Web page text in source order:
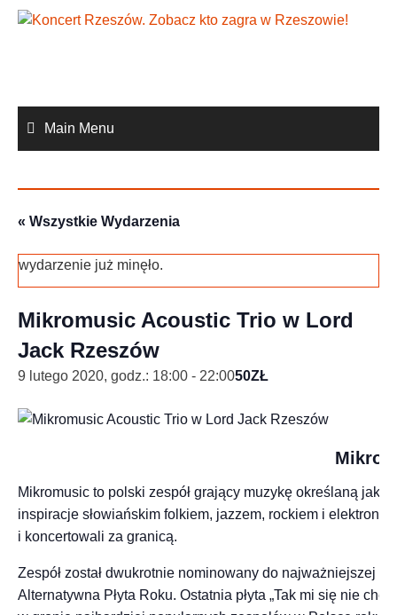
Skip
Main Menu
« Wszystkie Wydarzenia
wydarzenie już minęło.
Mikromusic Acoustic Trio w Lord
Jack Rzeszów
9 lutego 2020, godz.: 18:00 - 22:0050ZŁ
Mikromusic to polski zespół grający muzykę określaną jako
inspiracje słowiańskim folkiem, jazzem, rockiem i
i koncertowali za granicą.
Zespół został dwukrotnie nominowany do najważniejszej
Alternatywna Płyta Roku. Ostatnia płyta „Tak mi się nie